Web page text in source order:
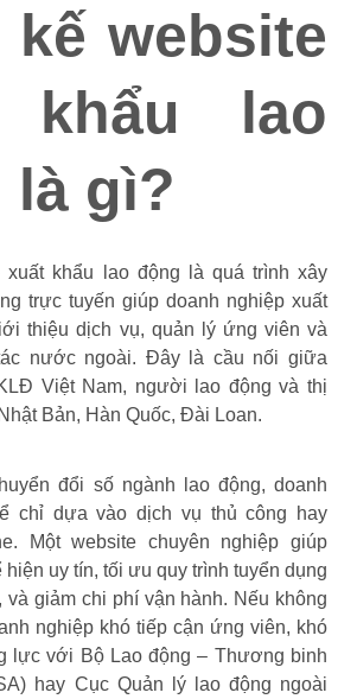
kế website
khẩu lao
là gì?
xuất khẩu lao động là quá trình xây
trực tuyến giúp doanh nghiệp xuất
thiệu dịch vụ, quản lý ứng viên và
nước ngoài. Đây là cầu nối giữa
Việt Nam, người lao động và thị
Bản, Hàn Quốc, Đài Loan.
đổi số ngành lao động, doanh
chỉ dựa vào dịch vụ thủ công hay
Một website chuyên nghiệp giúp
hiện uy tín, tối ưu quy trình tuyển dụng
và giảm chi phí vận hành. Nếu không
nghiệp khó tiếp cận ứng viên, khó
lực với Bộ Lao động – Thương binh
hay Cục Quản lý lao động ngoài